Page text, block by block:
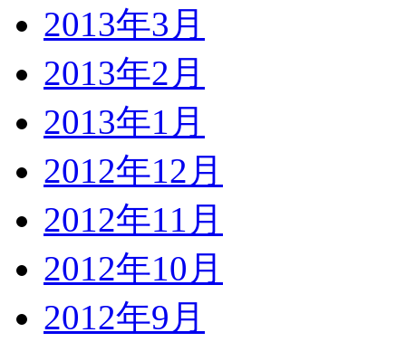
2013年3月
2013年2月
2013年1月
2012年12月
2012年11月
2012年10月
2012年9月